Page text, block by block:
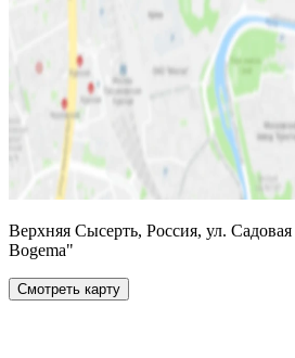
Верхняя Сысерть, Россия, ул.
Bogema"
Смотреть карту